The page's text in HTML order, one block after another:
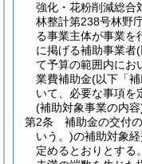
強化・花粉削減総合
林整計第238号林野
る事業主体が事業を
に掲げる補助事業者(
て予算の範囲内にお
業費補助金(以下「
いて、必要な事項を
(補助対象事業の内容
第2条
補助金の交付
いう。)の補助対象経
定めるとおりとする。